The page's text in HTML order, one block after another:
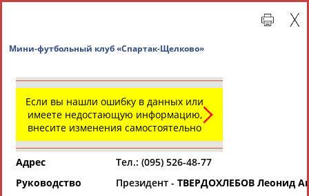
Главная » Региональные спортивные организации
Если вы нашли ошибку в данных или
имеете недостающую информацию,
внесите изменения самостоятельно
Адрес
Тел.: (095) 526-48-77
Руководство
Президент - ТВЕРДОХЛЕБОВ Леонид